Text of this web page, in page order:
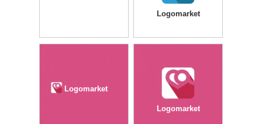
Logomarket
Logomarket
Logomarket